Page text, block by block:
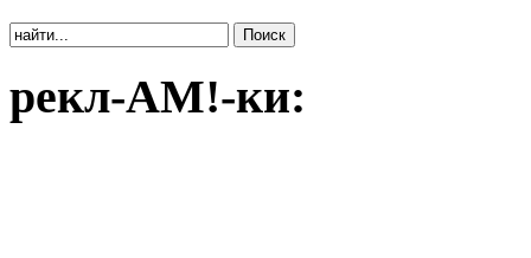
рекл-АМ!-ки: